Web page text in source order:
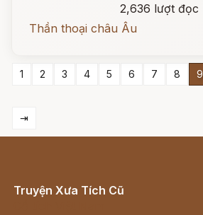
2,636 lượt đọc
Thần thoại châu Âu
1 2 3 4 5 6 7 8 9
⇥
Truyện Xưa Tích Cũ